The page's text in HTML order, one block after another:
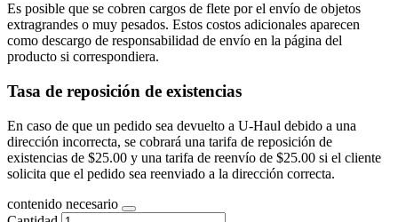
Es posible que se cobren cargos de flete por el envío de objetos
extragrandes o muy pesados. Estos costos adicionales aparecen
como descargo de responsabilidad de envío en la página del
producto si correspondiera.
Tasa de reposición de existencias
En caso de que un pedido sea devuelto a U-Haul debido a una
dirección incorrecta, se cobrará una tarifa de reposición de
existencias de $25.00 y una tarifa de reenvío de $25.00 si el cliente
solicita que el pedido sea reenviado a la dirección correcta.
contenido necesario